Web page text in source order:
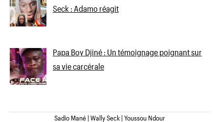
Seck : Adamo réagit
Papa Boy Djiné : Un témoignage poignant sur
sa vie carcérale
Sadio Mané | Wally Seck | Youssou Ndour